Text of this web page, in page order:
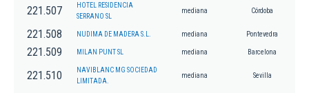
221.507
HOTEL RESIDENCIA
SERRANO SL
mediana Córdoba
221.508 NUDIMA DE MADERA S.L. mediana Pontevedra
221.509 MILAN PUNT SL mediana Barcelona
221.510
NAVIBLANC MG SOCIEDAD
LIMITADA.
mediana Sevilla